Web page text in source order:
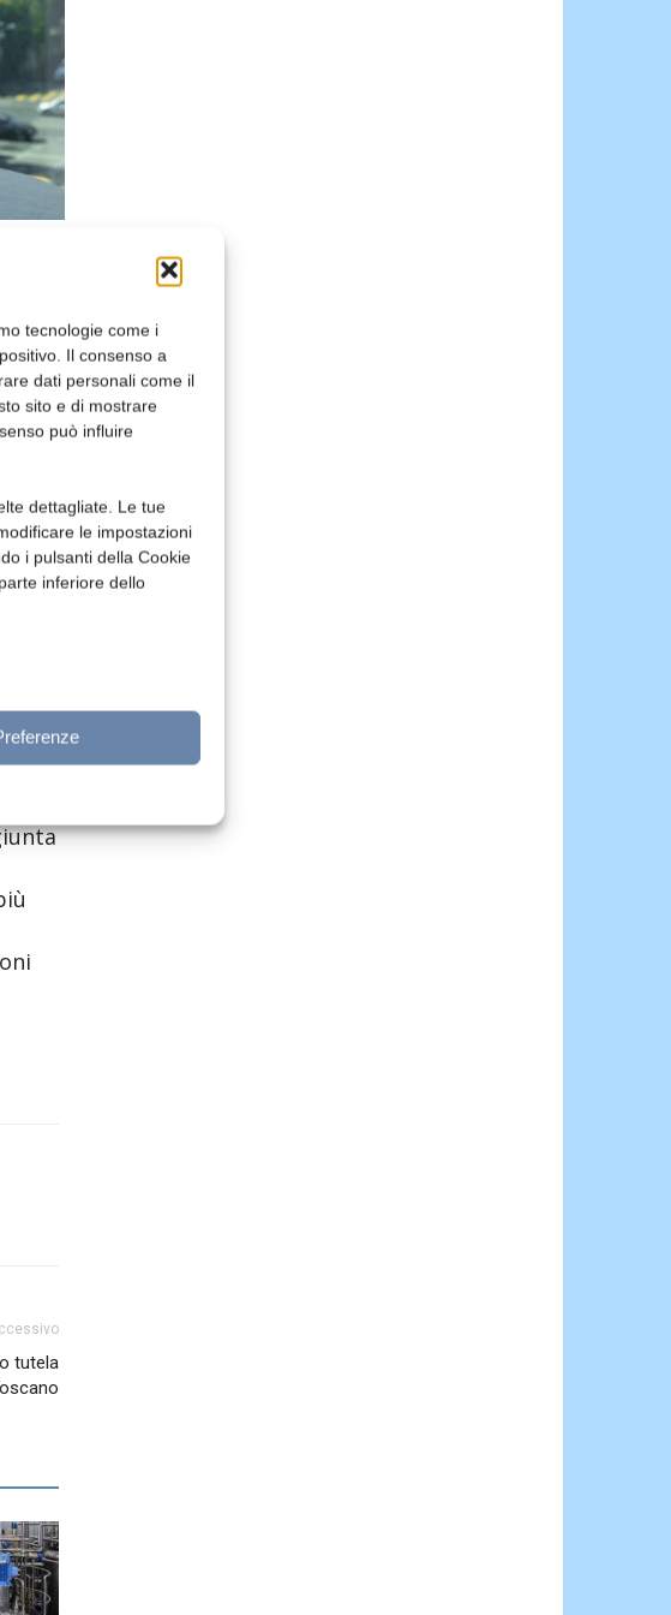
tecnologie come i
Il consenso a
dati personali come il
sito e di mostrare
può influire
dettagliate. Le tue
le impostazioni
i pulsanti della Cookie
inferiore dello
in
di
tutela